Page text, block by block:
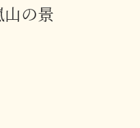
の景